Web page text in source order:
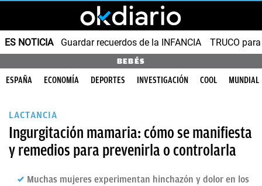
ES NOTICIA Guardar recuerdos de la INFANCIA TRUCO
BEBÉS
ESPAÑA ECONOMÍA DEPORTES INVESTIGACIÓN COOL MUNDIAL
LACTANCIA
Ingurgitación mamaria: cómo se manifiesta
y remedios para prevenirla o controlarla
Muchas mujeres experimentan hinchazón y dolor en los